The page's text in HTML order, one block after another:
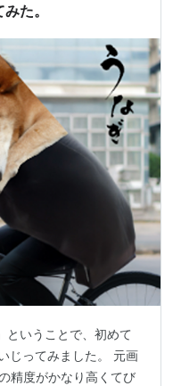
た。
ということで、初めて
じってみました。 元画
精度がかなり高くてび